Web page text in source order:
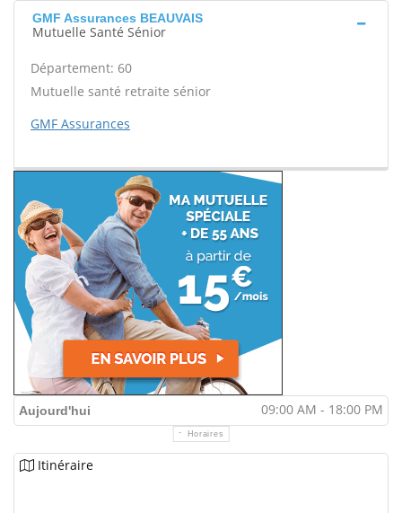
GMF Assurances BEAUVAIS
Mutuelle Santé Sénior
Département: 60
Mutuelle santé retraite sénior
GMF Assurances
Aujourd'hui 09:00 AM - 18:00 PM
Horaires
Itinéraire